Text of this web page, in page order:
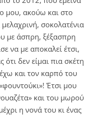
μου, ακούω και στο
σοκολατένια
με άσπρη, ξέξασπρη
να με αποκαλεί έτσι,
ότι δεν είμαι πια σκέτη
και τον καρπό του
Έτσι μου
και του μωρού
η νονά του κι ένας